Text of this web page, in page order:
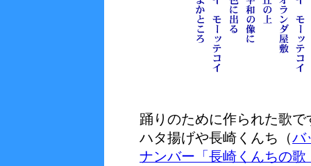
踊りのために作られた歌で
ハタ揚げや長崎くんち（バ
ナンバー「長崎くんちの歌